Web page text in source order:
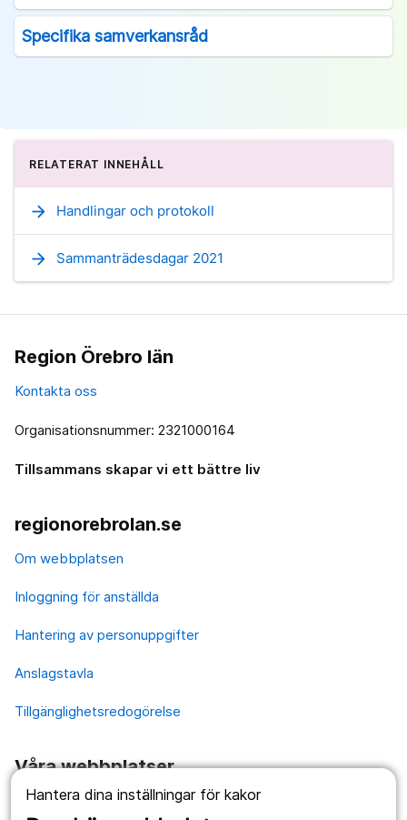
Hantera dina inställningar för kakor
Specifika samverkansråd
RELATERAT INNEHÅLL
arrow_forward Handlingar och protokoll
arrow_forward Sammanträdesdagar 2021
Region Örebro län
Kontakta oss
Organisationsnummer: 2321000164
Tillsammans skapar vi ett bättre liv
regionorebrolan.se
Om webbplatsen
Inloggning för anställda
Hantering av personuppgifter
Anslagstavla
Tillgänglighetsredogörelse
Våra webbplatser
1177.se